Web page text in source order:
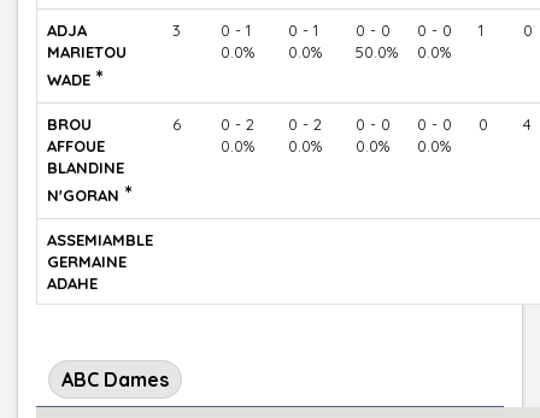
ADJA
MARIETOU
WADE *
3
0 - 1
0.0%
0 - 1
0.0%
0 - 0
50.0%
0 - 0
0.0%
1 0
BROU
AFFOUE
BLANDINE
N'GORAN *
6
0 - 2
0.0%
0 - 2
0.0%
0 - 0
0.0%
0 - 0
0.0%
0 4
ASSEMIAMBLE
GERMAINE
ADAHE
ABC Dames